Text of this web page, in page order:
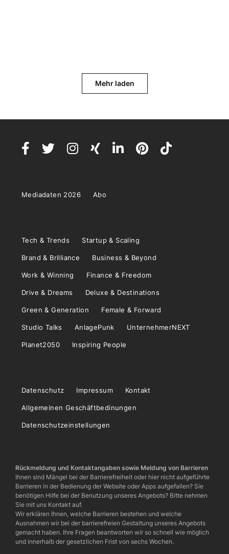
Mehr laden
Mediadaten 2026 Abo
Tech & Trends Startup & Scaling
Brand & Brilliance Business & Beyond
Work & Winning Finance & Freedom
Drive & Dreams Deluxe & Destinations
Green & Generation Female & Forward
Studio Talks AnlagePunk UnternehmerNEXT
Planet2050 Inspiring People
Datenschutz Impressum Kontakt
Allgemeinen Geschäftbedinungen
Datenschutzeinstellungen
Rückmeldung und Kontaktangaben sowie Meldung von Barrieren
Ihnen sind Mängel bei der Barrierefreiheit oder hier nicht aufgeführte
Barrieren in der Bedienung der Website oder Apps aufgefallen? Sie
benötigen Hilfe bei der Benutzung unseres Angebots? Bitte nehmen
Sie mit uns Kontakt auf.
Wir erklären Ihnen, welche Barrieren bestehen und welche
Ausnahmen wir bei der barrierefreien Gestaltung unseres Angebots
gemacht haben. Ihre Fragen beantworten wir so schnell wie möglich
und innerhalb der gesetzlichen Frist von sechs Wochen.